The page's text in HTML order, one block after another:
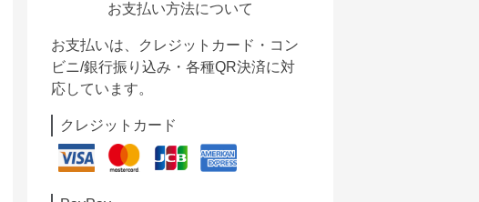
お支払い方法について
お支払いは、クレジットカード・コン
ビニ/銀行振り込み・各種QR決済に対
応しています。
クレジットカード